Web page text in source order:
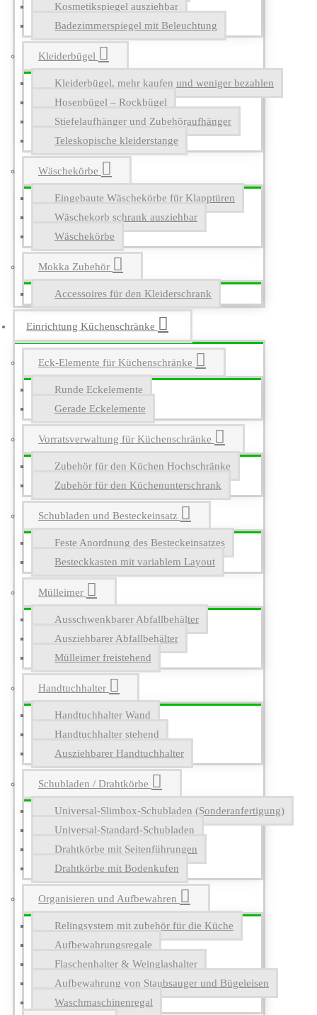
Kosmetikspiegel ausziehbar
Badezimmerspiegel mit Beleuchtung
Kleiderbügel
Kleiderbügel, mehr kaufen und weniger bezahlen
Hosenbügel – Rockbügel
Stiefelaufhänger und Zubehöraufhänger
Teleskopische kleiderstange
Wäschekörbe
Eingebaute Wäschekörbe für Klapptüren
Wäschekorb schrank ausziehbar
Wäschekörbe
Mokka Zubehör
Accessoires für den Kleiderschrank
Einrichtung Küchenschränke
Eck-Elemente für Küchenschränke
Runde Eckelemente
Gerade Eckelemente
Vorratsverwaltung für Küchenschränke
Zubehör für den Küchen Hochschränke
Zubehör für den Küchenunterschrank
Schubladen und Besteckeinsatz
Feste Anordnung des Besteckeinsatzes
Besteckkasten mit variablem Layout
Mülleimer
Ausschwenkbarer Abfallbehälter
Ausziehbarer Abfallbehälter
Mülleimer freistehend
Handtuchhalter
Handtuchhalter Wand
Handtuchhalter stehend
Ausziehbarer Handtuchhalter
Schubladen / Drahtkörbe
Universal-Slimbox-Schubladen (Sonderanfertigung)
Universal-Standard-Schubladen
Drahtkörbe mit Seitenführungen
Drahtkörbe mit Bodenkufen
Organisieren und Aufbewahren
Relingsystem mit zubehör für die Küche
Aufbewahrungsregale
Flaschenhalter & Weinglashalter
Aufbewahrung von Staubsauger und Bügeleisen
Waschmaschinenregal